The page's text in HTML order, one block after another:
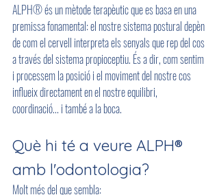
ALPH® és un mètode terapèutic que es basa en una
premissa fonamental: el nostre sistema postural depèn
de com el cervell interpreta els senyals que rep del cos
a través del sistema propioceptiu. És a dir, com sentim
i processem la posició i el moviment del nostre cos
influeix directament en el nostre equilibri,
coordinació... i també a la boca.
Què hi té a veure ALPH®
amb l'odontologia?
Molt més del que sembla: